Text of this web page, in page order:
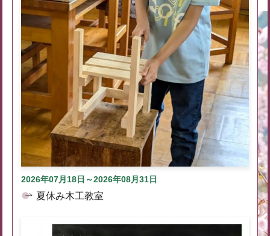
2026年07月18日～2026年08月31日
夏休み木工教室